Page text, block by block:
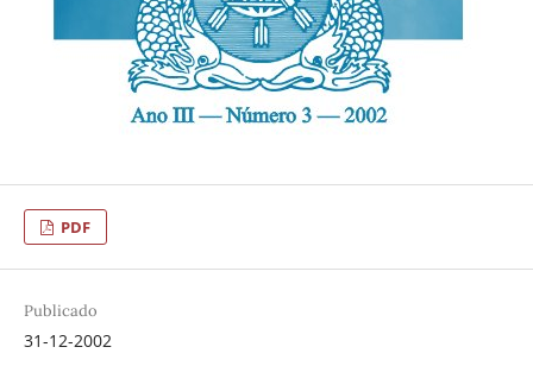
PDF
Publicado
31-12-2002